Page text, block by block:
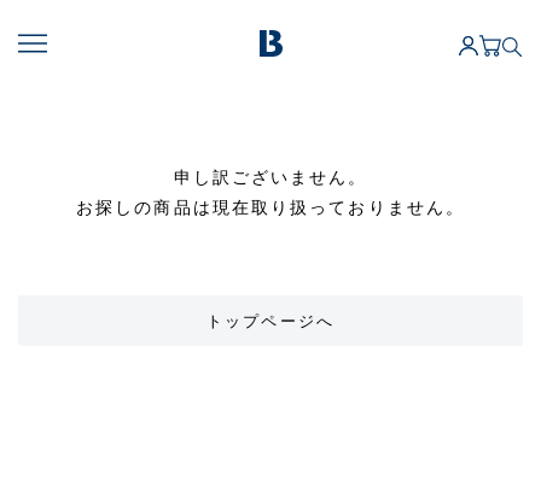
申し訳ございません。
お探しの商品は現在取り扱っておりません。
トップページへ